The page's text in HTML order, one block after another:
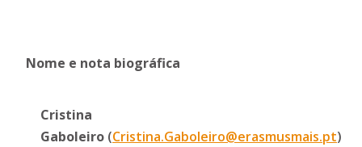
Nome e nota biográfica
Cristina
Gaboleiro (Cristina.Gaboleiro@erasmusmais.pt)